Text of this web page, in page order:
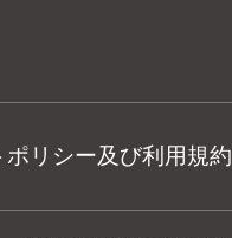
ポリシー及び利用規約